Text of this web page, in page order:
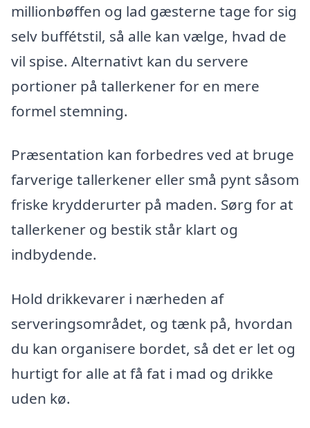
millionbøffen og lad gæsterne tage for sig
selv buffétstil, så alle kan vælge, hvad de
vil spise. Alternativt kan du servere
portioner på tallerkener for en mere
formel stemning.
Præsentation kan forbedres ved at bruge
farverige tallerkener eller små pynt såsom
friske krydderurter på maden. Sørg for at
tallerkener og bestik står klart og
indbydende.
Hold drikkevarer i nærheden af
serveringsområdet, og tænk på, hvordan
du kan organisere bordet, så det er let og
hurtigt for alle at få fat i mad og drikke
uden kø.